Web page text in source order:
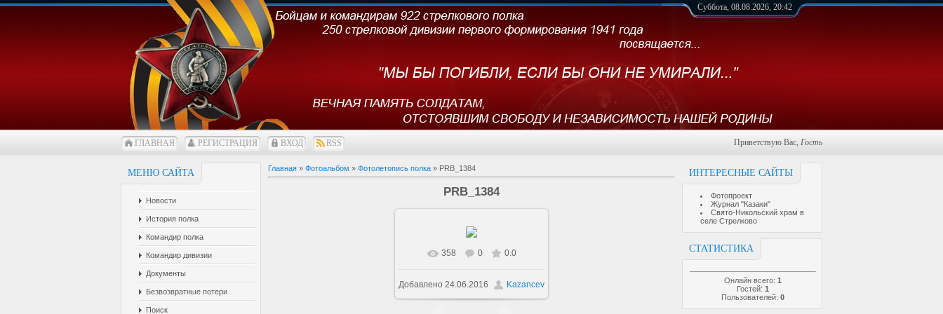
Суббота, 08.08.2026, 20:42
ГЛАВНАЯ РЕГИСТРАЦИЯ ВХОД RSS Приветствую Вас, Гость
МЕНЮ САЙТА
Новости
История полка
Командир полка
Командир дивизии
Документы
Безвозвратные потери
Поиск
ИНТЕРЕСНЫЕ САЙТЫ
Фотопроект
Журнал "Казаки"
Свято-Никольский храм в
селе Стрелково
СТАТИСТИКА
Онлайн всего: 1
Гостей: 1
Пользователей: 0
Главная » Фотоальбом » Фотолетопись полка » PRB_1384
PRB_1384
В реальном размере
1600x1067/ 330.5Kb
358 0 0.0
Добавлено 24.06.2016 Kazancev